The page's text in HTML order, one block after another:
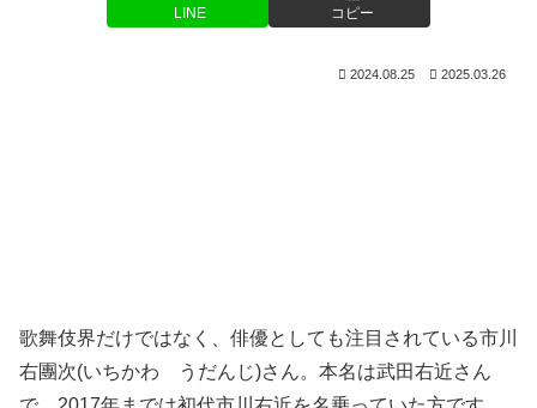
LINE コピー
2024.08.25 2025.03.26
歌舞伎界だけではなく、俳優としても注目されている市川
右團次(いちかわ うだんじ)さん。本名は武田右近さん